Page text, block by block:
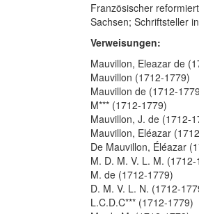
Französischer
Sachsen; Schriftsteller
Verweisungen:
Mauvillon, Eleazar de
Mauvillon (1712-1779)
Mauvillon de (1712-
M*** (1712-1779)
Mauvillon, J. de (1712-
Mauvillon, Eléazar
De Mauvillon, Éléazar
M. D. M. V. L. M. (1712-
M. de (1712-1779)
D. M. V. L. N. (1712-
L.C.D.C*** (1712-1779)